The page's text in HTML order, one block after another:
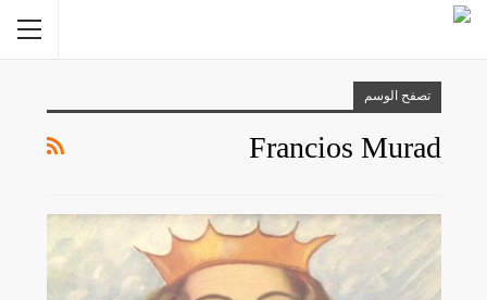
تصفح الوسم
Francios Murad